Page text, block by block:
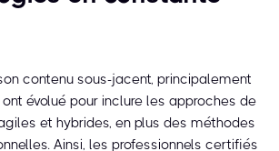
contenu sous-jacent, principalement
ont évolué pour inclure les approches de
et hybrides, en plus des méthodes
Ainsi, les professionnels certifiés